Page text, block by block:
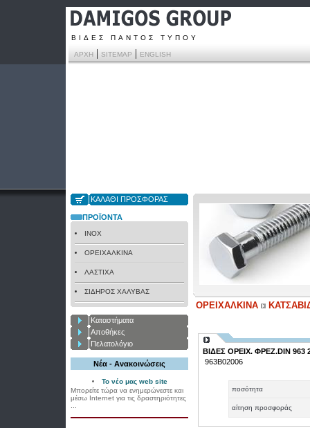
ΒΙΔΕΣ ΠΑΝΤΟΣ ΤΥΠΟΥ
ΑΡΧΗ | SITEMAP | ENGLISH
ΚΑΛΑΘΙ ΠΡΟΣΦΟΡΑΣ
ΠΡΟΪΟΝΤΑ
INOX
ΟΡΕΙΧΑΛΚΙΝΑ
ΛΑΣΤΙΧΑ
ΣΙΔΗΡΟΣ ΧΑΛΥΒΑΣ
Καταστήματα
Αποθήκες
Πελατολόγιο
Νέα - Ανακοινώσεις
Το νέο μας web site
Μπορείτε τώρα να ενημερώνεστε και
μέσω Internet για τις δραστηριότητες
ΟΡΕΙΧΑΛΚΙΝΑ
ΒΙΔΕΣ ΟΡΕΙΧ. ΦΡΕΖ.DIN 963
963Β02006
ποσότητα
αίτηση προσφοράς